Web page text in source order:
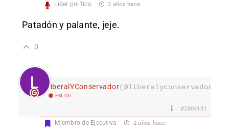
Líder político 2 años hace
Patadón y palante, jeje.
0
LiberalYConservador
EM Off
#2804131
Miembro de Ejecutiva 2 años hace